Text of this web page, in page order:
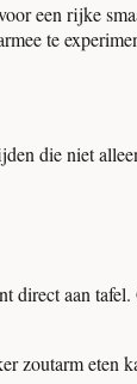
een rijke
te
die niet
aan
zoutarm eten